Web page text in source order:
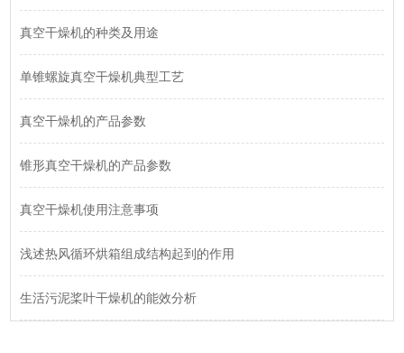
真空干燥机的种类及用途
单锥螺旋真空干燥机典型工艺
真空干燥机的产品参数
锥形真空干燥机的产品参数
真空干燥机使用注意事项
浅述热风循环烘箱组成结构起到的作用
生活污泥桨叶干燥机的能效分析